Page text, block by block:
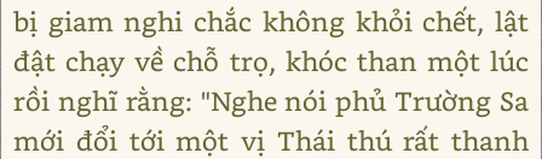
bị giam nghi chắc không khỏi chết, lật
đật chạy về chỗ trọ, khóc than một lúc
rồi nghĩ rằng: "Nghe nói phủ Trường Sa
mới đổi tới một vị Thái thú rất thanh